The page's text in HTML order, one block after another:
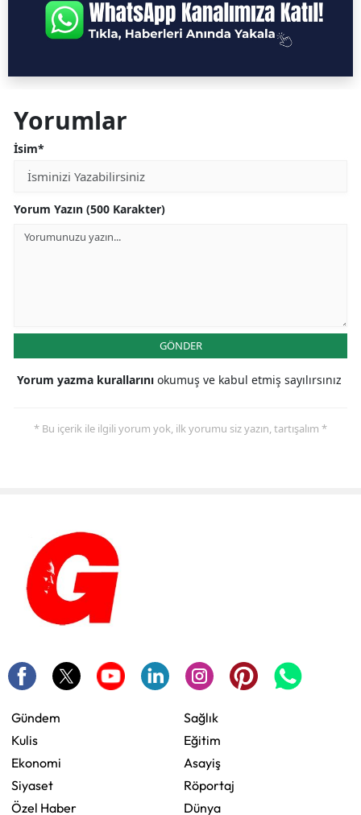
Yorumlar
İsim*
Yorum Yazın (500 Karakter)
GÖNDER
Yorum yazma kurallarını okumuş ve kabul etmiş sayılırsınız
* Bu içerik ile ilgili yorum yok, ilk yorumu siz yazın, tartışalım *
Gündem
Kulis
Ekonomi
Siyaset
Özel Haber
Sağlık
Eğitim
Asayiş
Röportaj
Dünya